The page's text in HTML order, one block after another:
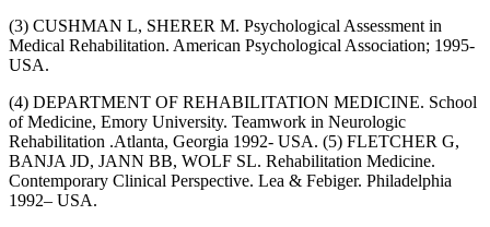
(3) CUSHMAN L, SHERER M. Psychological Assessment in
Medical Rehabilitation. American Psychological Association; 1995-
USA.
(4) DEPARTMENT OF REHABILITATION MEDICINE. School
of Medicine, Emory University. Teamwork in Neurologic
Rehabilitation .Atlanta, Georgia 1992- USA. (5) FLETCHER G,
BANJA JD, JANN BB, WOLF SL. Rehabilitation Medicine.
Contemporary Clinical Perspective. Lea & Febiger. Philadelphia
1992– USA.